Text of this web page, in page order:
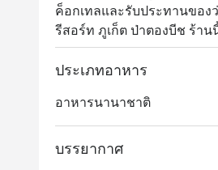
ค็อกเทลและรับประทานของ
รีสอร์ท ภูเก็ต ป่าตองบีช ร้าน
ดื่มเย็นๆ ที่คัดสรรมาอย่างดี
ปอเปี๊ยะไก่ทิกก้า ฮัมมุสโฮม
ประเภทอาหาร
อาหารนานาชาติ
บรรยากาศ